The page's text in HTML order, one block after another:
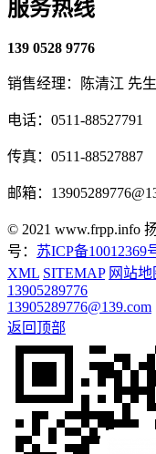
服务热线
139 0528 9776
销售经理：陈清江 先生
电话：0511-88527791
传真：0511-88527887
邮箱：
© 2021 www.frpp.info
号： 苏ICP备10012369
XML SITEMAP 网站地
13905289776
13905289776@139.com
返回顶部